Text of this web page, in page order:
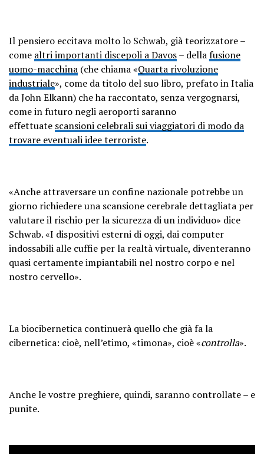
Il pensiero eccitava molto lo Schwab, già teorizzatore –
come altri importanti discepoli a Davos– dellafusione
uomo-macchina (che chiama «Quarta rivoluzione
industriale», come da titolo del suo libro, prefato in Italia
da John Elkann) che ha raccontato, senza vergognarsi,
come in futuro negli aeroporti saranno
effettuate scansioni celebrali sui viaggiatori di modo da
trovare eventuali idee terroriste.
«Anche attraversare un confine nazionale potrebbe un
giorno richiedere una scansione cerebrale dettagliata per
valutare il rischio per la sicurezza di un individuo» dice
Schwab. «I dispositivi esterni di oggi, dai computer
indossabili alle cuffie per la realtà virtuale, diventeranno
quasi certamente impiantabili nel nostro corpo e nel
nostro cervello».
La biocibernetica continuerà quello che già fa la
cibernetica: cioè, nell’etimo, «timona», cioè «controlla».
Anche le vostre preghiere, quindi, saranno controllate – e
punite.